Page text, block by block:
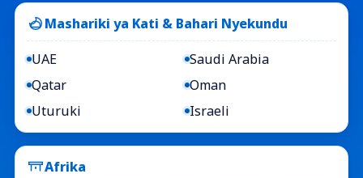
Mashariki ya Kati & Bahari Nyekundu
UAE
Saudi Arabia
Qatar
Oman
Uturuki
Israeli
Afrika